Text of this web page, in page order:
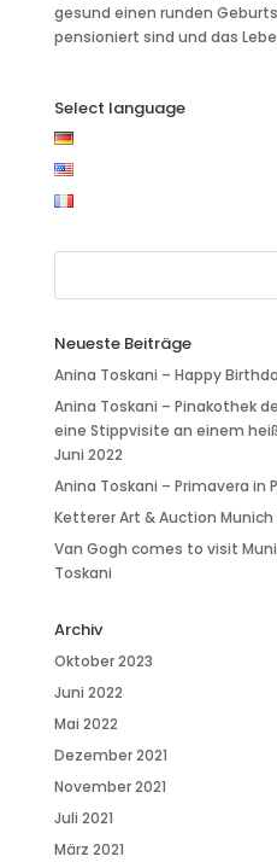
gesund einen runden
pensioniert sind und das
Select language
Neueste Beiträge
Anina Toskani – Happy
Anina Toskani – Pinakothek
eine Stippvisite an einem
Juni 2022
Anina Toskani – Primavera in
Ketterer Art & Auction Munich
Van Gogh comes to visit
Toskani
Archiv
Oktober 2023
Juni 2022
Mai 2022
Dezember 2021
November 2021
Juli 2021
März 2021